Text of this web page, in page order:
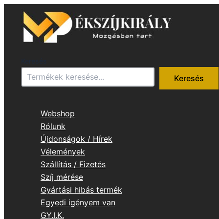
content
Keresés
Webshop
Rólunk
Újdonságok / Hírek
Vélemények
Szállítás / Fizetés
Szíj mérése
Gyártási hibás termék
Egyedi igényem van
GY.I.K.